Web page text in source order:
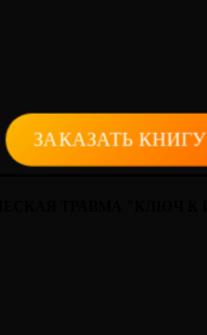
ЗАКАЗАТЬ КНИГУ